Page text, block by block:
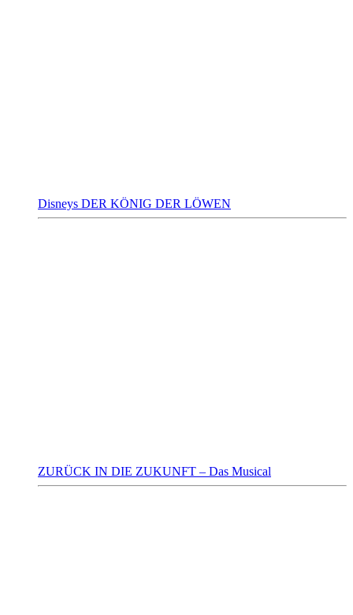
Disneys DER KÖNIG DER LÖWEN
ZURÜCK IN DIE ZUKUNFT – Das Musical